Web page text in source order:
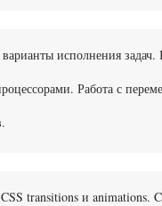
исполнения задач.
Работа с
transitions и animations.